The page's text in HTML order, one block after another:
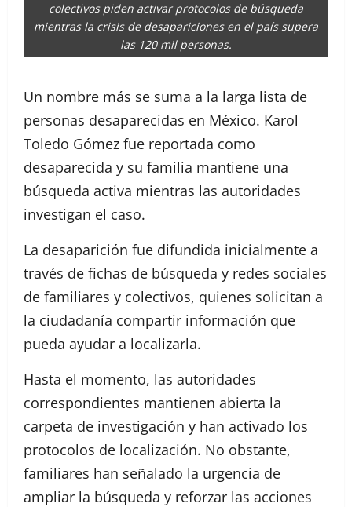
colectivos piden activar protocolos de búsqueda
mientras la crisis de desapariciones en el país supera
las 120 mil personas.
Un nombre más se suma a la larga lista de
personas desaparecidas en México. Karol
Toledo Gómez fue reportada como
desaparecida y su familia mantiene una
búsqueda activa mientras las autoridades
investigan el caso.
La desaparición fue difundida inicialmente a
través de fichas de búsqueda y redes sociales
de familiares y colectivos, quienes solicitan a
la ciudadanía compartir información que
pueda ayudar a localizarla.
Hasta el momento, las autoridades
correspondientes mantienen abierta la
carpeta de investigación y han activado los
protocolos de localización. No obstante,
familiares han señalado la urgencia de
ampliar la búsqueda y reforzar las acciones